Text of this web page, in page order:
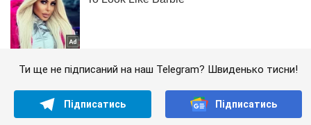
Ти ще не підписаний на наш Telegram? Швиденько тисни!
Підписатись Підписатись